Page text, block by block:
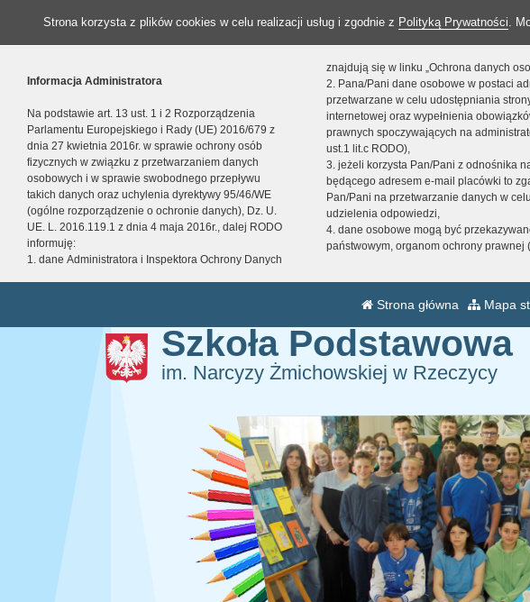
Strona korzysta z plików cookies w celu realizacji usług i zgodnie z Polityką Prywatności.
Informacja Administratora
Na podstawie art. 13 ust. 1 i 2 Rozporządzenia
Parlamentu Europejskiego i Rady (UE) 2016/679 z
dnia 27 kwietnia 2016r. w sprawie ochrony osób
fizycznych w związku z przetwarzaniem danych
osobowych i w sprawie swobodnego przepływu
takich danych oraz uchylenia dyrektywy 95/46/WE
(ogólne rozporządzenie o ochronie danych), Dz. U.
UE. L. 2016.119.1 z dnia 4 maja 2016r., dalej RODO
informuję:
1. dane Administratora i Inspektora Ochrony Danych
znajdują się w linku „Ochrona danych
2. Pana/Pani dane osobowe w postaci
przetwarzane w celu udostępniania
internetowej oraz wypełnienia
prawnych spoczywających na
ust.1 lit.c RODO),
3. jeżeli korzysta Pan/Pani z odnośnika
będącego adresem e-mail placówki to
Pan/Pani na przetwarzanie danych w celu
udzielenia odpowiedzi,
4. dane osobowe mogą być
państwowym, organom ochrony prawnej
Strona główna Mapa
Szkoła Podstawowa
im. Narcyzy Żmichowskiej w Rzeczycy